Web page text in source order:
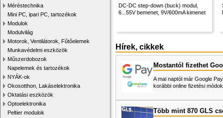
Méréstechnika
Mini PC, ipari PC, tartozékok
Modulok
Modulvilág
Motorok, Ventilátorok, Fűtőelemek
Munkavédelmi eszközök
Műszerdobozok
Napelemek és tartozékok
NYÁK-ok
Okosotthon, Lakáselektronika
Oktatási eszközök
Optoelektronika
Peltier modulok
DC-DC step-down (buck) modul,
6...55V bemenet, 9V/600mA kimenet
Hírek, cikkek
Mostantól fizethet
A mai naptól már Google
korábbi online fizetési
Több mint 870 GLS